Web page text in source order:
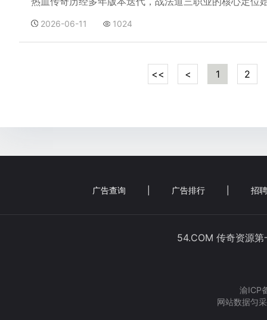
2026-06-11 1024
<< < 1 2
广告查询 广告排行 招
54.COM 传奇资源
渝ICP
网站数据匀